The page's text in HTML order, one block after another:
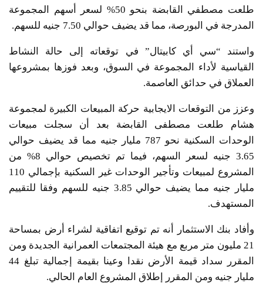
طلعت مصطفي القابضة بنحو 50% لسعر أسهم المجموعة
المدرجة في البورصة، مما قد يضيف حوالي 7.50 جنيه للسهم.
واستند “سي أي كابيتال” في توقعاته إلى حالة النشاط
القياسية لأداء المجموعة في السوق، وبعد فوزها بمشروعها
العملاق في حدائق العاصمة.
وعزز من التوقعات الايجابية حركة المبيعات الكبيرة لمجموعة
هشام طلعت مصطفى القابضة بعد أن سجلت مبيعات
الوحدات السكنية نحو 787 مليار جنيه مما قد يضيف حوالي
3.65 جنيه لسعر السهم، فيما تم تخصيص حوالي 8% من
المشروع لمبيعات وتأجير الوحدات غير السكنية بإجمالي 110
مليار جنيه مما يضيف حوالي 3.85 جنيه للسهم وفقا للتقييم
المستهدف.
وأفاد بنك الاستثمار أنه تم توقيع اتفاقية لشراء أرض بمساحة
21 مليون متر مربع مع هيئة المجتمعات العمرانية الجديدة ومن
المقرر سداد قيمة الأرض نقدا وعينا بقيمة إجمالية تبلغ 44
مليار جنيه ومن المقرر إطلاق المشروع العام الحالي.